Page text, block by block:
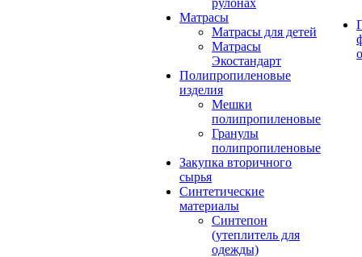
рулонах
Матрасы
Матрасы для детей
Матрасы
Экостандарт
Полипропиленовые
изделия
Мешки
полипропиленовые
Гранулы
полипропиленовые
Закупка вторичного
сырья
Синтетические
материалы
Синтепон
(утеплитель для
одежды)